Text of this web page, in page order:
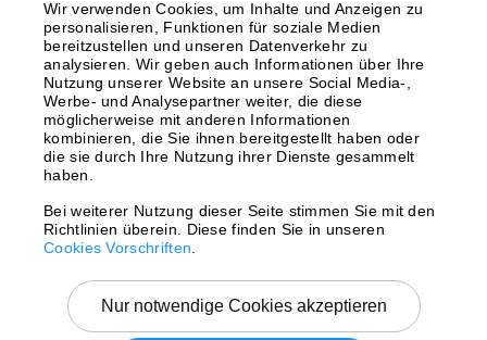
Polen
Schweden
Spanien
Österreich
Zahlungsmethoden
Wir verwenden Cookies, um Inhalte und Anzeigen zu
personalisieren, Funktionen für soziale Medien
bereitzustellen und unseren Datenverkehr zu
analysieren. Wir geben auch Informationen über Ihre
Nutzung unserer Website an unsere Social Media-,
Werbe- und Analysepartner weiter, die diese
möglicherweise mit anderen Informationen
kombinieren, die Sie ihnen bereitgestellt haben oder
die sie durch Ihre Nutzung ihrer Dienste gesammelt
haben.
Bei weiterer Nutzung dieser Seite stimmen Sie mit den
Richtlinien überein. Diese finden Sie in unseren
Cookies Vorschriften
Nur notwendige Cookies akzeptieren